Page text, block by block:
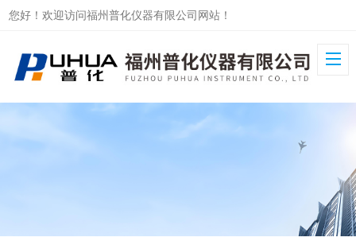
您好！欢迎访问福州普化仪器有限公司网站！